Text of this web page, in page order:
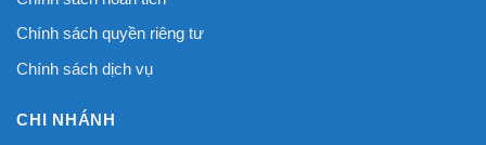
Chính sách quyền riêng tư
Chính sách dịch vụ
CHI NHÁNH